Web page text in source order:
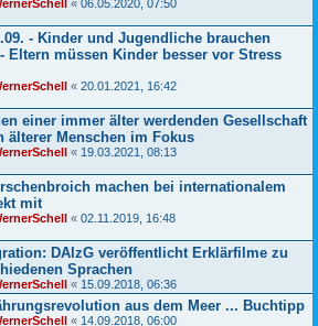
« 06.05.2020, 07:50
- Kinder und Jugendliche brauchen
Eltern müssen Kinder besser vor Stress
« 20.01.2021, 16:42
einer immer älter werdenden Gesellschaft
älterer Menschen im Fokus
« 19.03.2021, 08:13
machen bei internationalem
mit
« 02.11.2019, 16:48
DAlzG veröffentlicht Erklärfilme zu
Sprachen
« 15.09.2018, 06:36
aus dem Meer ... Buchtipp
« 14.09.2018, 06:00